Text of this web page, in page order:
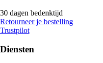
30 dagen bedenktijd
Retourneer je bestelling
Trustpilot
Diensten